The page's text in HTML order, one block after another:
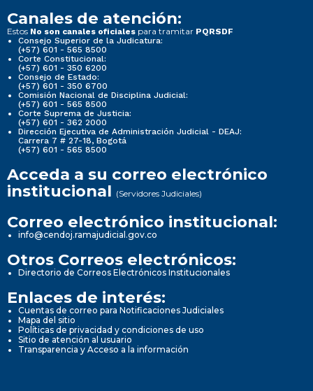
Canales de atención:
Estos No son canales oficiales para tramitar PQRSDF
Consejo Superior de la Judicatura:
(+57) 601 - 565 8500
Corte Constitucional:
(+57) 601 - 350 6200
Consejo de Estado:
(+57) 601 - 350 6700
Comisión Nacional de Disciplina Judicial:
(+57) 601 - 565 8500
Corte Suprema de Justicia:
(+57) 601 - 362 2000
Dirección Ejecutiva de Administración Judicial - DEAJ:
Carrera 7 # 27-18, Bogotá
(+57) 601 - 565 8500
Acceda a su correo electrónico
institucional (Servidores Judiciales)
Correo electrónico institucional:
info@cendoj.ramajudicial.gov.co
Otros Correos electrónicos:
Directorio de Correos Electrónicos Institucionales
Enlaces de interés:
Cuentas de correo para Notificaciones Judiciales
Mapa del sitio
Políticas de privacidad y condiciones de uso
Sitio de atención al usuario
Transparencia y Acceso a la información